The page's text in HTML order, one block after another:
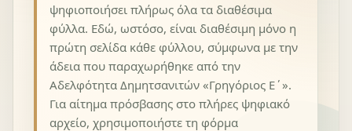
ψηφιοποιήσει πλήρως όλα τα διαθέσιμα
φύλλα. Εδώ, ωστόσο, είναι διαθέσιμη μόνο η
πρώτη σελίδα κάθε φύλλου, σύμφωνα με την
άδεια που παραχωρήθηκε από την
Αδελφότητα Δημητσανιτών «Γρηγόριος Ε΄».
Για αίτημα πρόσβασης στο πλήρες ψηφιακό
αρχείο, χρησιμοποιήστε τη φόρμα